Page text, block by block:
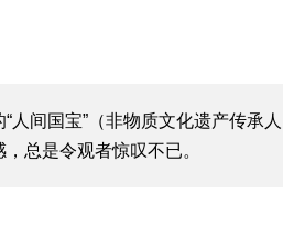
人间国宝”（非物质文化遗产传承
总是令观者惊叹不已。